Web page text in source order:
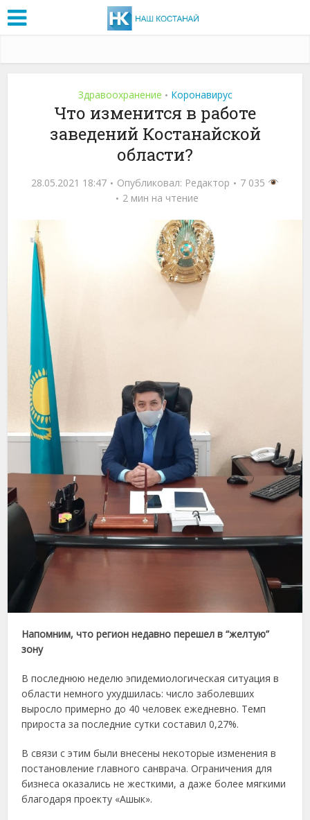
Здравоохранение • Коронавирус
Что изменится в работе
заведений Костанайской
области?
28.05.2021 18:47 Опубликовал: Редактор
7 035
2 мин на чтение
Напомним, что регион недавно перешел в “желтую”
зону
В последнюю неделю эпидемиологическая ситуация в
области немного ухудшилась: число заболевших
выросло примерно до 40 человек ежедневно. Темп
прироста за последние сутки составил 0,27%.
В связи с этим были внесены некоторые изменения в
постановление главного санврача. Ограничения для
бизнеса оказались не жесткими, а даже более мягкими
благодаря проекту «Ашык».